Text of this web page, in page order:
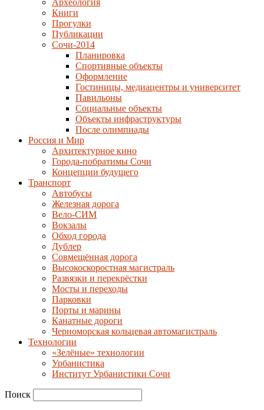
Археология
Книги
Прогулки
Публикации
Сочи-2014
Планировка
Спортивные объекты
Оформление
Гостиницы, медиацентры и университет
Павильоны
Социальные объекты
Объекты инфраструктуры
После олимпиады
Россия и Мир
Архитектурное кино
Города-побратимы Сочи
Концепции будущего
Транспорт
Автобусы
Железная дорога
Вело-СИМ
Вокзалы
Обход города
Дублер
Совмещённая дорога
Высокоскоростная магистраль
Развязки и перекрёстки
Мосты и переходы
Парковки
Порты и марины
Канатные дороги
Черноморская кольцевая автомагистраль
Технологии
«Зелёные» технологии
Урбанистика
Институт Урбанистики Сочи
Поиск